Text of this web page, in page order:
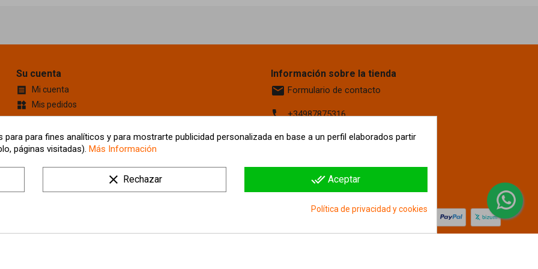
Su cuenta
 Mi cuenta
widgets Mis pedidos
Cupones de descuento
account_box Información personal
location_on Mis Direcciones
Tus ajustes de cookies
Información sobre la tienda
email Formulario de contacto
phone+34987875316
location_on Calle La Fontanilla, 6
para fines analíticos y para mostrarte publicidad personalizada en base a un perfil elaborados partir
páginas visitadas). Más Información
clear Rechazar done_all Aceptar
Política de privacidad y cookies